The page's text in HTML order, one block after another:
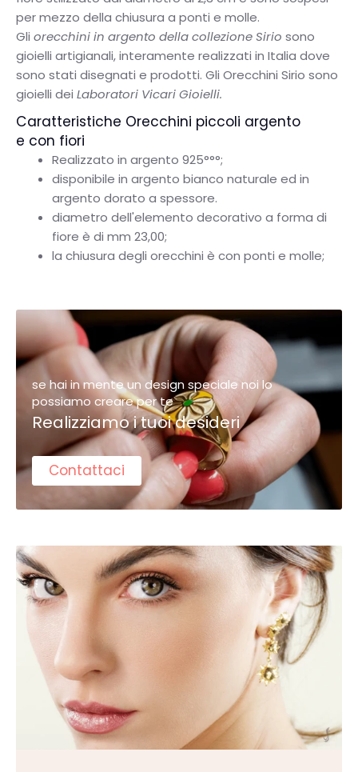
per mezzo della chiusura a ponti e molle.
Gli orecchini in argento della collezione Sirio sono
gioielli artigianali, interamente realizzati in Italia dove
sono stati disegnati e prodotti. Gli Orecchini Sirio sono
gioielli dei Laboratori Vicari Gioielli.
Caratteristiche Orecchini piccoli argento
e con fiori
Realizzato in argento 925°°°;
disponibile in argento bianco naturale ed in
argento dorato a spessore.
diametro dell'elemento decorativo a forma di
fiore è di mm 23,00;
la chiusura degli orecchini è con ponti e molle;
se hai in mente un design speciale noi lo
possiamo creare per te
Realizziamo i tuoi desideri
Contattaci